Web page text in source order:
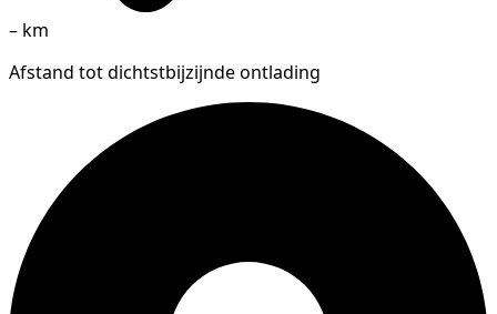
– km
Afstand tot dichtstbijzijnde ontlading